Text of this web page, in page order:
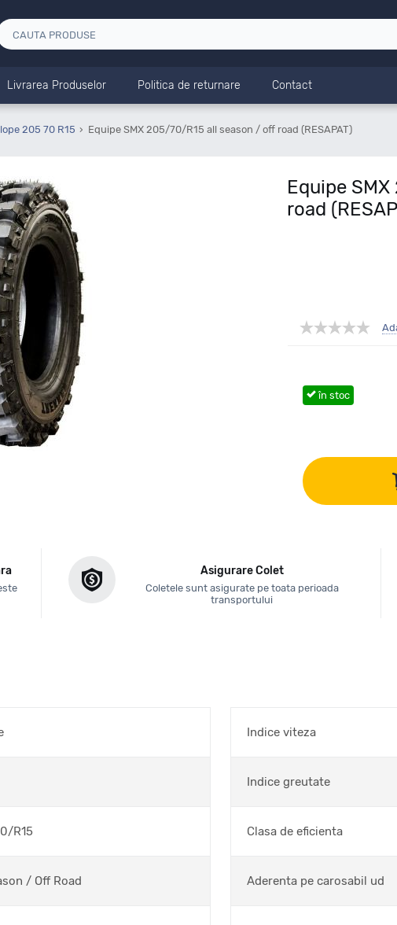
Livrarea Produselor Politica de returnare Contact
205 70 R15 Equipe SMX 205/70/R15 all season / off road (RESAPAT)
Equipe
road
în stoc
Asigurare Colet
Coletele sunt asigurate pe toata perioada
transportului
R15
/ Off Road
Indice viteza
Indice greutate
Clasa de eficienta
Aderenta pe carosabil ud